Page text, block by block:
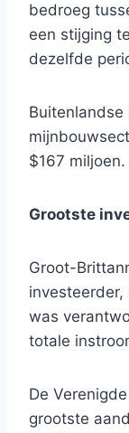
bedroeg
een stijging
dezelfde
$167 miljoen.
Grootste
Groot-
was
totale
De
grootste